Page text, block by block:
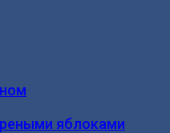
яблоками